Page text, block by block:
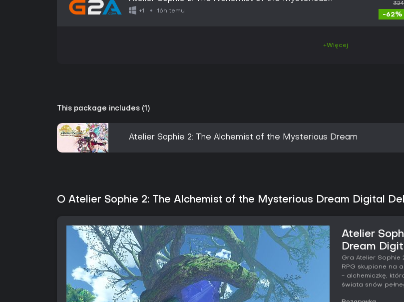
Dream | Digital Deluxe Edition (PC) - Steam Key -
+1 16h temu
-62%
+Więcej
This package includes (1)
Atelier Sophie 2: The Alchemist of the Mysterious Dream
O Atelier Sophie 2: The Alchemist of the Mysterious Dream Digital
Atelier
Dream
Gra Atelier Sophie
RPG skupione na
- alchemiczkę,
świata snów